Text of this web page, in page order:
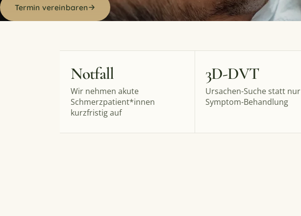
Termin vereinbaren
Notfall
Wir nehmen akute
Schmerzpatient*innen
kurzfristig auf
3D-DVT
Ursachen-Suche statt nur
Symptom-Behandlung